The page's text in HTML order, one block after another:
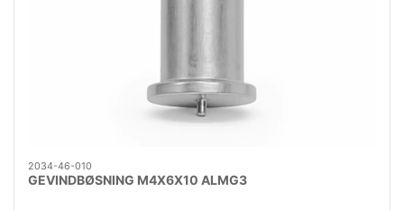
2034-46-010
GEVINDBØSNING M4X6X10 ALMG3